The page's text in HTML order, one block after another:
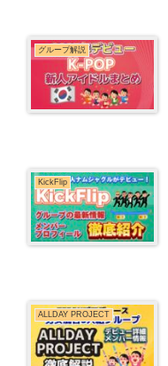
グループ解説
KickFlip
ALLDAY PROJECT